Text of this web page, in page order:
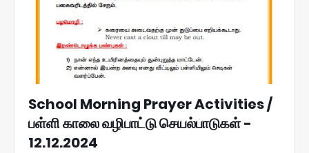
School Morning Prayer Activities /
பள்ளி காலை வழிபாட்டு செயல்பாடுகள் -
12.12.2024